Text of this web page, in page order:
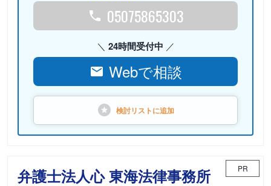
05075865303
24時間受付中
Webで相談
検討リストに追加
弁護士法人心 東海法律事務所 PR